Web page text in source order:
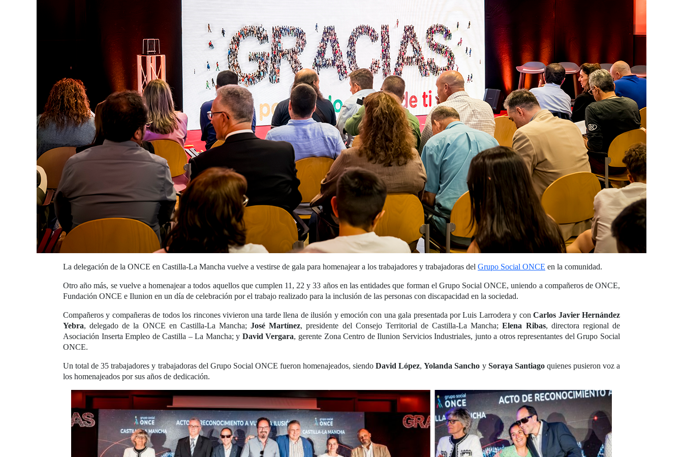
La delegación de la ONCE en Castilla-La Mancha vuelve a vestirse de gala para homenajear a los trabajadores y trabajadoras del Grupo Social ONCE en la comunidad.
Otro año más, se vuelve a homenajear a todos aquellos que cumplen 11, 22 y 33 años en las entidades que forman el Grupo Social ONCE, uniendo a compañeros de ONCE,
Fundación ONCE e Ilunion en un día de celebración por el trabajo realizado para la inclusión de las personas con discapacidad en la sociedad.
Compañeros y compañeras de todos los rincones vivieron una tarde llena de ilusión y emoción con una gala presentada por Luis Larrodera y conCarlos Javier Hernández
Yebra, delegado de la ONCE en Castilla-La Mancha;José Martínez, presidente del Consejo Territorial de Castilla-La Mancha;Elena Ribas, directora regional de
Asociación Inserta Empleo de Castilla – La Mancha; y David Vergara, gerente Zona Centro de Ilunion Servicios Industriales, junto a otros representantes del Grupo Social
ONCE.
Un total de 35 trabajadores y trabajadoras del Grupo Social ONCE fueron homenajeados, siendoDavid López,Yolanda Sancho y Soraya Santiagoquienes pusieron voz a
los homenajeados por sus años de dedicación.